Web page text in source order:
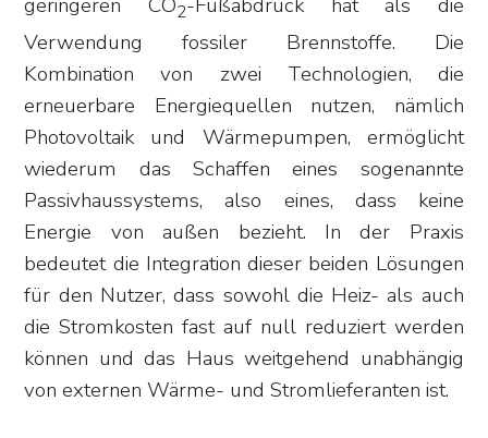
2
Verwendung fossiler Brennstoffe. Die
Kombination von zwei Technologien, die
erneuerbare Energiequellen nutzen, nämlich
Photovoltaik und Wärmepumpen, ermöglicht
wiederum das Schaffen eines sogenannte
Passivhaussystems, also eines, dass keine
Energie von außen bezieht. In der Praxis
bedeutet die Integration dieser beiden Lösungen
für den Nutzer, dass sowohl die Heiz- als auch
die Stromkosten fast auf null reduziert werden
können und das Haus weitgehend unabhängig
von externen Wärme- und Stromlieferanten ist.